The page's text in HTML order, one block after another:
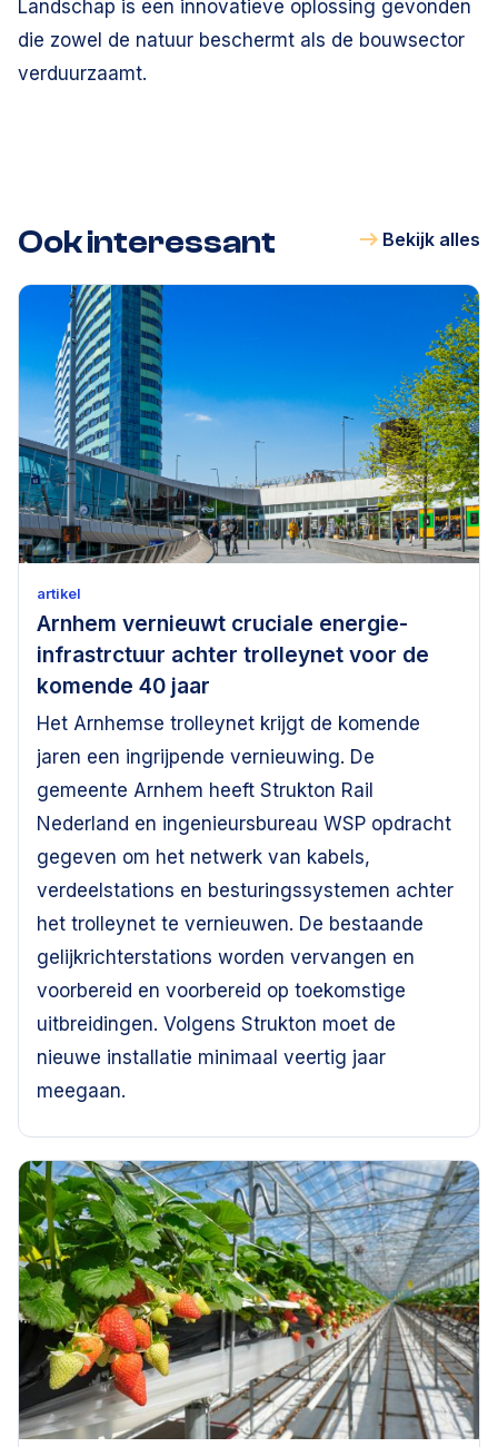
Landschap is een innovatieve oplossing gevonden
die zowel de natuur beschermt als de bouwsector
verduurzaamt.
Ook interessant Bekijk alles
artikel
Arnhem vernieuwt cruciale energie-
infrastrctuur achter trolleynet voor de
komende 40 jaar
Het Arnhemse trolleynet krijgt de komende
jaren een ingrijpende vernieuwing. De
gemeente Arnhem heeft Strukton Rail
Nederland en ingenieursbureau WSP opdracht
gegeven om het netwerk van kabels,
verdeelstations en besturingssystemen achter
het trolleynet te vernieuwen. De bestaande
gelijkrichterstations worden vervangen en
voorbereid en voorbereid op toekomstige
uitbreidingen. Volgens Strukton moet de
nieuwe installatie minimaal veertig jaar
meegaan.